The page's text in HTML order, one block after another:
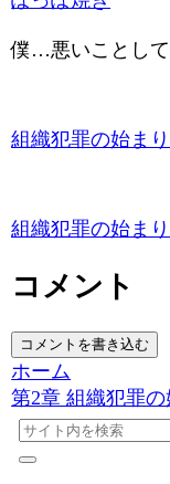
僕…悪いことして
組織犯罪の始ま
組織犯罪の始ま
コメント
コメントを書き込む
ホーム
第2章 組織犯罪の